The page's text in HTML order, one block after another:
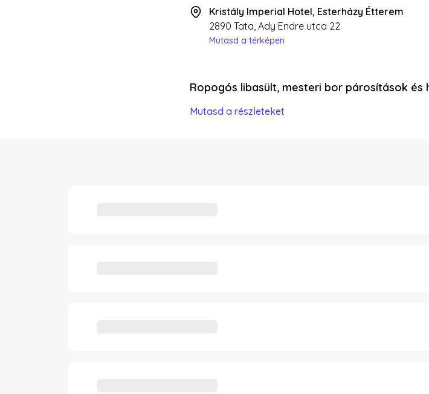
Kristály Imperial Hotel, Esterházy Étterem
2890 Tata, Ady Endre utca 22
Mutasd a térképen
Ropogós libasült, mesteri bor párosítások és
Mutasd a részleteket